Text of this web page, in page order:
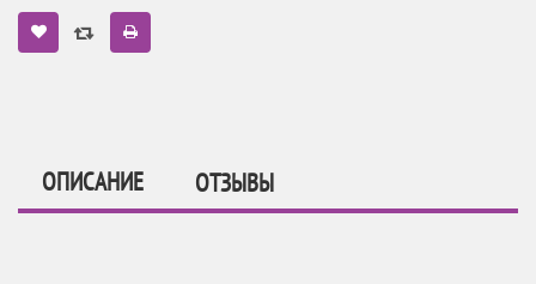
ОПИСАНИЕ ОТЗЫВЫ